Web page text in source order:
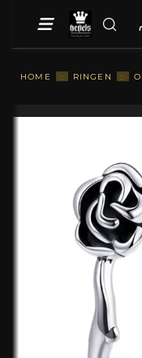
HOME :: RINGEN ::